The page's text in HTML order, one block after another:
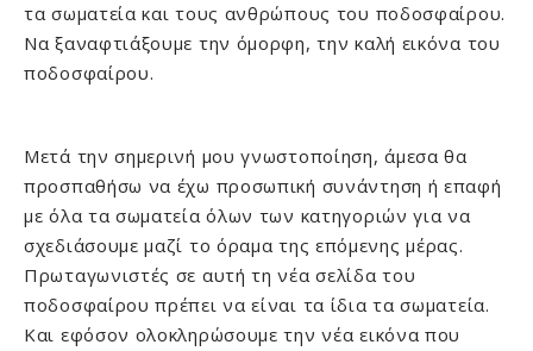
τα σωματεία και τους ανθρώπους του ποδοσφαίρου.
Να ξαναφτιάξουμε την όμορφη, την καλή εικόνα του
ποδοσφαίρου.
Μετά την σημερινή μου γνωστοποίηση, άμεσα θα
προσπαθήσω να έχω προσωπική συνάντηση ή επαφή
με όλα τα σωματεία όλων των κατηγοριών για να
σχεδιάσουμε μαζί το όραμα της επόμενης μέρας.
Πρωταγωνιστές σε αυτή τη νέα σελίδα του
ποδοσφαίρου πρέπει να είναι τα ίδια τα σωματεία.
Και εφόσον ολοκληρώσουμε την νέα εικόνα που